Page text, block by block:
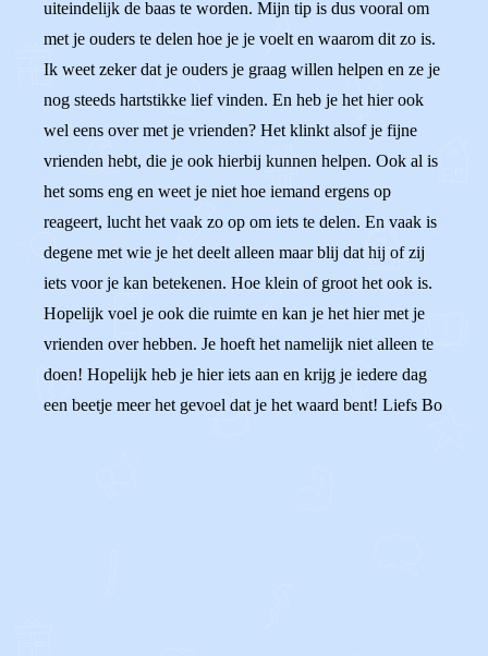
uiteindelijk de baas te worden. Mijn tip is dus vooral om
met je ouders te delen hoe je je voelt en waarom dit zo is.
Ik weet zeker dat je ouders je graag willen helpen en ze je
nog steeds hartstikke lief vinden. En heb je het hier ook
wel eens over met je vrienden? Het klinkt alsof je fijne
vrienden hebt, die je ook hierbij kunnen helpen. Ook al is
het soms eng en weet je niet hoe iemand ergens op
reageert, lucht het vaak zo op om iets te delen. En vaak is
degene met wie je het deelt alleen maar blij dat hij of zij
iets voor je kan betekenen. Hoe klein of groot het ook is.
Hopelijk voel je ook die ruimte en kan je het hier met je
vrienden over hebben. Je hoeft het namelijk niet alleen te
doen! Hopelijk heb je hier iets aan en krijg je iedere dag
een beetje meer het gevoel dat je het waard bent! Liefs Bo